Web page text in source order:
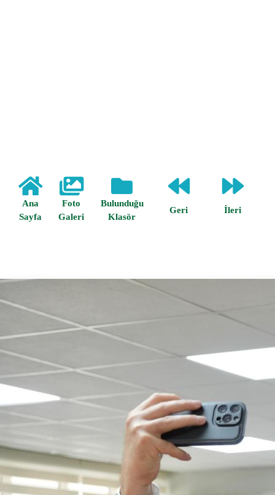
Ana
Sayfa
Foto
Galeri
Bulunduğu
Klasör
Geri İleri